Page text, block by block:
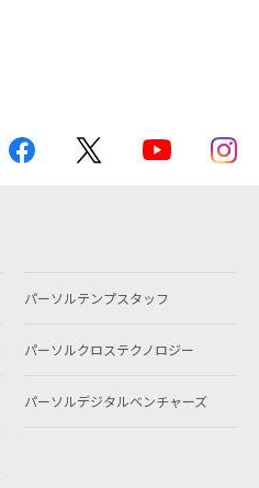
パーソルテンプスタッフ
パーソルクロステクノロジー
パーソルデジタルベンチャーズ